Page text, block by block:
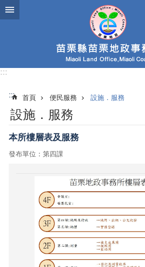
跳到主要內容區塊
:::
::: 首頁 便民服務 設施．服務
設施．服務
本所樓層表及服務
發布單位：第四課